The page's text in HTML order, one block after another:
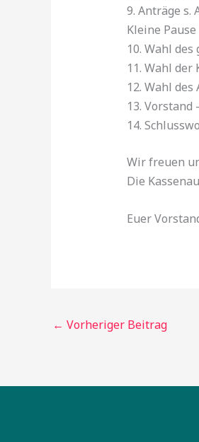
9. Anträge s.
Kleine Pause
10. Wahl
11. Wahl der
12. Wahl
13. Vorstand
14.
Wir freuen
Die
Euer
← Vorheriger Beitrag